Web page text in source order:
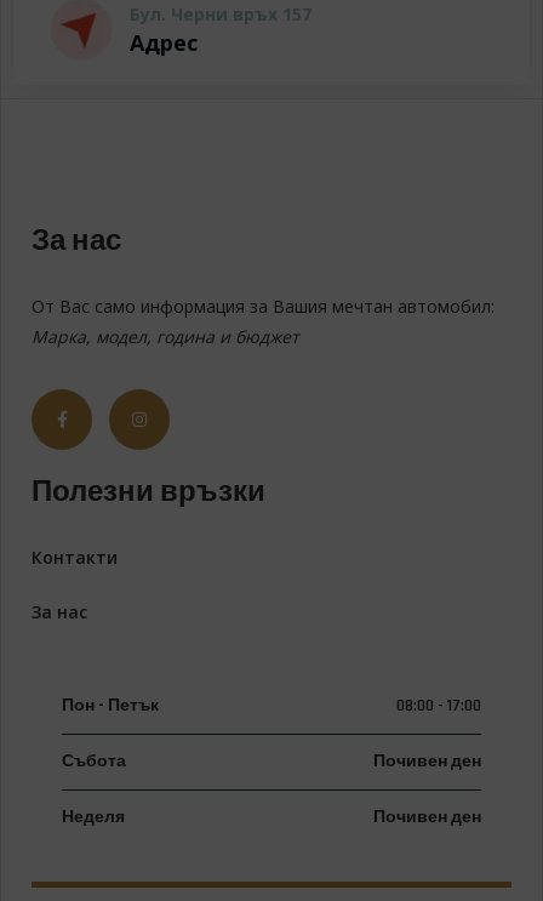
Бул. Черни връх 157
Адрес
За нас
От Вас само информация за Вашия мечтан автомобил:
Марка, модел, година и бюджет
Полезни връзки
Контакти
За нас
Пон - Петък 08:00 - 17:00
Събота Почивен ден
Неделя Почивен ден